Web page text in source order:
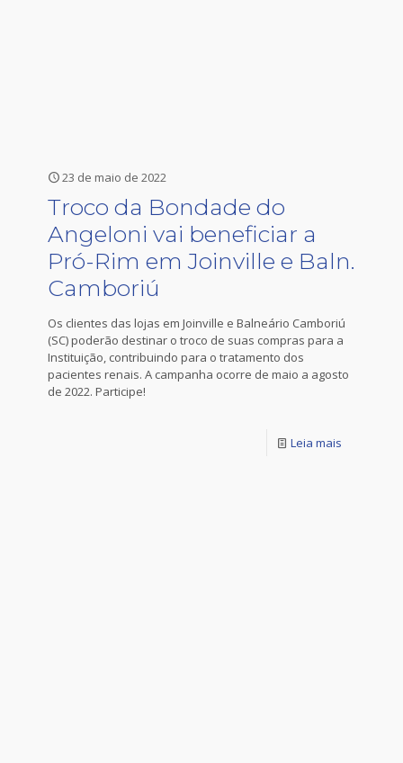
23 de maio de 2022
Troco da Bondade do
Angeloni vai beneficiar a
Pró-Rim em Joinville e Baln.
Camboriú
Os clientes das lojas em Joinville e Balneário Camboriú
(SC) poderão destinar o troco de suas compras para a
Instituição, contribuindo para o tratamento dos
pacientes renais. A campanha ocorre de maio a agosto
de 2022. Participe!
Leia mais